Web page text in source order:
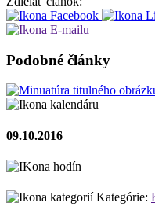
Podobné články
09.10.2016
Kategórie: